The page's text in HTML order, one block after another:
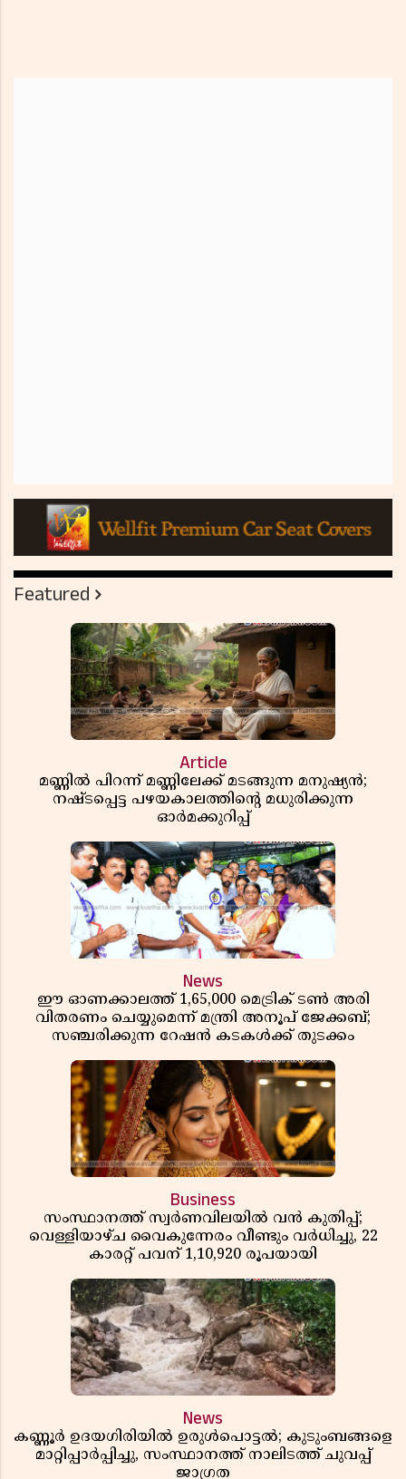
Featured
Article
മണ്ണിൽ പിറന്ന് മണ്ണിലേക്ക് മടങ്ങുന്ന മനുഷ്യൻ;
നഷ്ടപ്പെട്ട പഴയകാലത്തിൻ്റെ മധുരിക്കുന്ന
ഓർമക്കുറിപ്പ്
News
ഈ ഓണക്കാലത്ത് 1,65,000 മെട്രിക് ടൺ അരി
വിതരണം ചെയ്യുമെന്ന് മന്ത്രി അനൂപ് ജേക്കബ്;
സഞ്ചരിക്കുന്ന റേഷൻ കടകൾക്ക് തുടക്കം
Business
സംസ്ഥാനത്ത് സ്വർണവിലയിൽ വൻ കുതിപ്പ്;
വെള്ളിയാഴ്ച വൈകുന്നേരം വീണ്ടും വർധിച്ചു, 22
കാരറ്റ് പവന് 1,10,920 രൂപയായി
News
കണ്ണൂർ ഉദയഗിരിയിൽ ഉരുൾപൊട്ടൽ; കുടുംബങ്ങളെ
മാറ്റിപ്പാർപ്പിച്ചു, സംസ്ഥാനത്ത് നാലിടത്ത് ചുവപ്പ്
ജാഗ്രത